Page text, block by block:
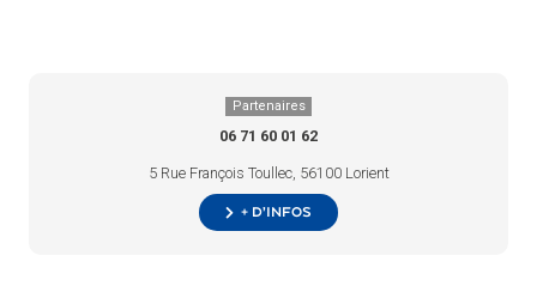
Partenaires
06 71 60 01 62
5 Rue François Toullec, 56100 Lorient
+ d’infos